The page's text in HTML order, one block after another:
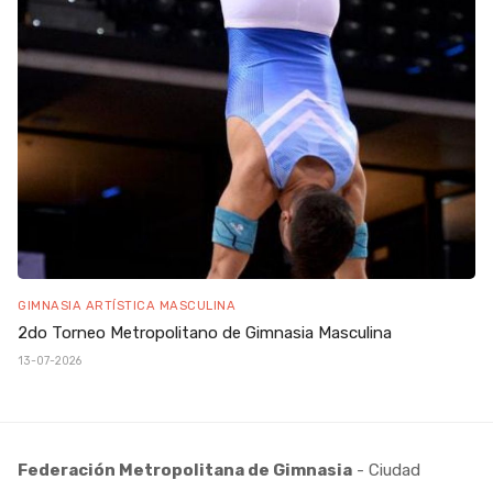
GIMNASIA ARTÍSTICA MASCULINA
2do Torneo Metropolitano de Gimnasia Masculina
13-07-2026
Federación Metropolitana de Gimnasia - Ciudad